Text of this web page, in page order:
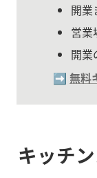
開業
営業
開業
➡️ 無料
キッチ